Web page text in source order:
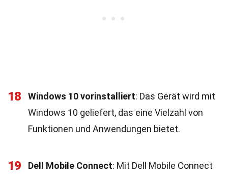
18 Windows 10 vorinstalliert: Das Gerät wird mit
Windows 10 geliefert, das eine Vielzahl von
Funktionen und Anwendungen bietet.
19 Dell Mobile Connect: Mit Dell Mobile Connect